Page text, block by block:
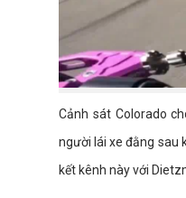
Cảnh sát Colorado
người lái xe đằng sau
kết kênh này với